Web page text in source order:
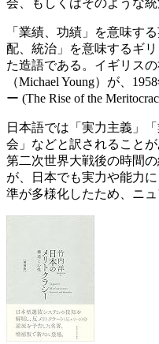
「業績、功績」を意味す
配、統治」を意味するギ
た造語である。イギリス
（Michael Young）が、
ー (The Rise of the
日本語では「実力主義」
会」などと訳されること
第二次世界大戦後の時間
が、日本でも実力や能力
準が多様化したため、ニ